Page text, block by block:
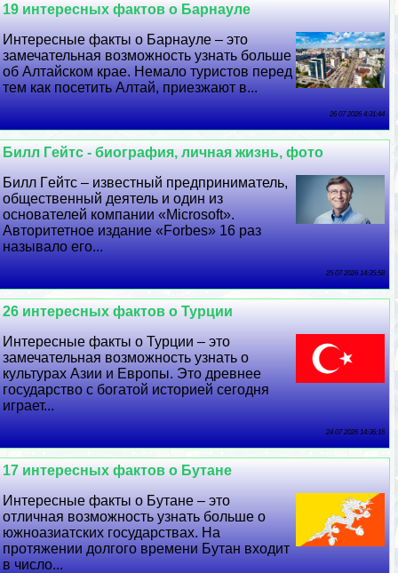
19 интересных фактов о Барнауле
Интересные факты о Барнауле – это
замечательная возможность узнать больше
об Алтайском крае. Немало туристов перед
тем как посетить Алтай, приезжают в...
26 07 2026 4:31:44
Билл Гeйтс - биография, личная жизнь, фото
Билл Гeйтс – известный предприниматель,
общественный деятель и один из
основателей компании «Microsoft».
Авторитетное издание «Forbes» 16 раз
называло его...
25 07 2026 14:35:58
26 интересных фактов о Турции
Интересные факты о Турции – это
замечательная возможность узнать о
культурах Азии и Европы. Это древнее
государство с богатой историей сегодня
играет...
24 07 2026 14:36:16
17 интересных фактов о Бутане
Интересные факты о Бутане – это
отличная возможность узнать больше о
южноазиатских государствах. На
протяжении долгого времени Бутан входит
в число...